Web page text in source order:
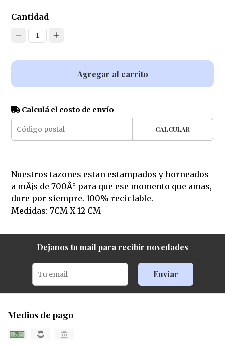
Cantidad
1
Agregar al carrito
Calculá el costo de envío
CALCULAR
Nuestros tazones estan estampados y horneados
a mÃ¡s de 700Â° para que ese momento que amas,
dure por siempre. 100% reciclable.
Medidas: 7CM X 12 CM
Dejanos tu mail para recibir novedades
Enviar
Medios de pago